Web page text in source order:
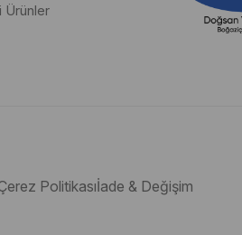
Ürünler
Politikasıİade & Değişim